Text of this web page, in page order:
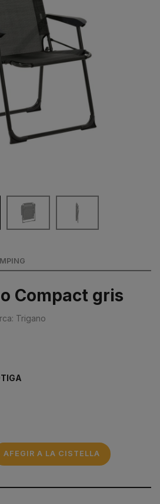
Compact gris
Trigano
AFEGIR A LA CISTELLA